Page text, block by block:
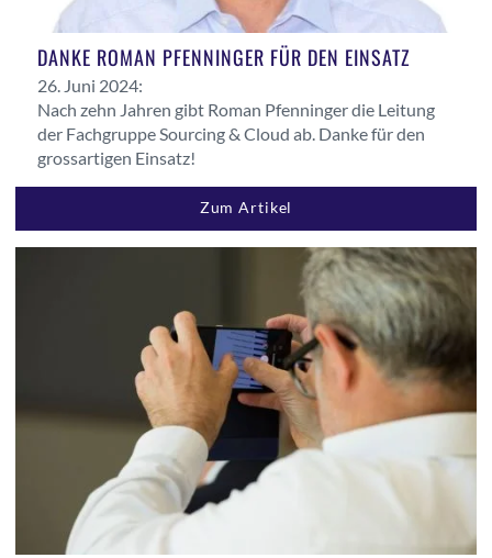
DANKE ROMAN PFENNINGER FÜR DEN EINSATZ
26. Juni 2024:
Nach zehn Jahren gibt Roman Pfenninger die Leitung
der Fachgruppe Sourcing & Cloud ab. Danke für den
grossartigen Einsatz!
Zum Artikel